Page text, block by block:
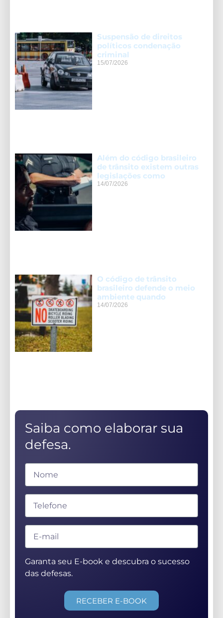
Suspensão de direitos
políticos condenação
criminal
15/07/2026
Além do código brasileiro
de trânsito existem outras
legislações como
14/07/2026
O código de trânsito
brasileiro defende o meio
ambiente quando
14/07/2026
Saiba como elaborar sua
defesa.
Garanta seu E-book e descubra o sucesso
das defesas.
RECEBER E-BOOK